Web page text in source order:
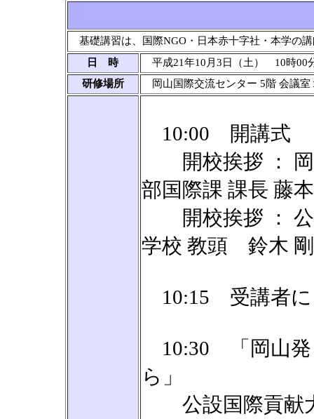
基礎講習は、国際NGO・日本赤十字社・本学の
日 時
平成21年10月3日（土） 10時00
研修場所
岡山国際交流センター 5階 会議室
10:00 開講式
開校挨拶 ： 岡
部国際課 課長 藤
開校挨拶 ： 公
学校 教頭 鈴木
10:15 受講者に
10:30 「岡山発
ら」
公設国際貢献大